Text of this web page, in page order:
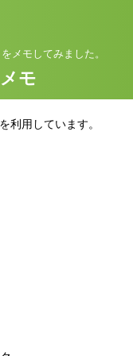
メモしてみました。
モ
利用しています。